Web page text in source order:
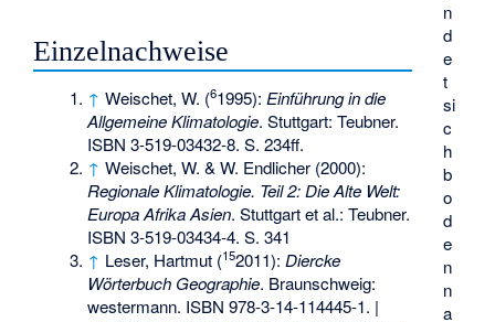
n
d
e
t
si
c
h
b
o
d
e
n
n
a
Einzelnachweise
↑ Weischet, W. (61995): Einführung in die
Allgemeine Klimatologie. Stuttgart: Teubner.
ISBN 3-519-03432-8. S. 234ff.
↑ Weischet, W. & W. Endlicher (2000):
Regionale Klimatologie. Teil 2: Die Alte Welt:
Europa Afrika Asien. Stuttgart et al.: Teubner.
ISBN 3-519-03434-4. S. 341
↑ Leser, Hartmut (152011):Diercke
Wörterbuch Geographie. Braunschweig:
westermann. ISBN 978-3-14-114445-1. |